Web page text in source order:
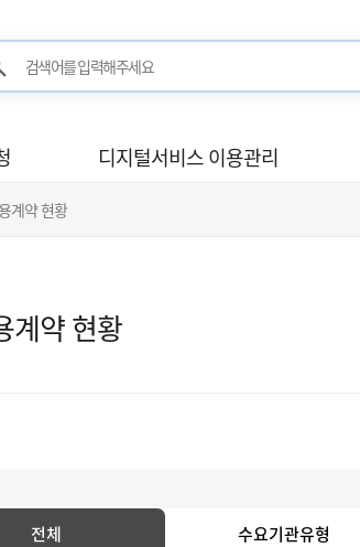
검색어를 입력해주세요
디지털서비스 이용관리
계약 현황
계약 현황
전체 수요기관유형